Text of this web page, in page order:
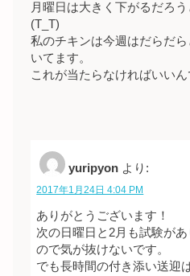
月曜日は大きく下がるだろ
(T_T)
私のチキンは今週はだらだ
いてます。
これが当たらなければいいん
yuripyon より:
2017年1月24日 4:04 PM
ありがとうございます！
次の日曜日と2月も試験が
ので気が抜けないです。
でも長時間の付き添い送迎